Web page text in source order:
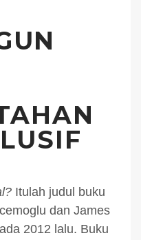
Itulah judul buku
dan James
2012 lalu. Buku